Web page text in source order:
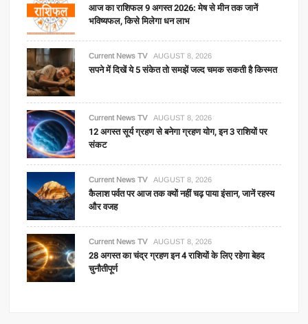
आज का राशिफल 9 अगस्त 2026: मेष से मीन तक जानें
भविष्यफल, किसे मिलेगा धन लाभ
Current News TV AUGUST 8, 2026
सपने में दिखें ये 5 संकेत तो समझें जल्द चमक सकती है किस्मत
Current News TV AUGUST 8, 2026
12 अगस्त सूर्य ग्रहण से बनेगा ग्रहण योग, इन 3 राशियों पर
संकट
Current News TV AUGUST 8, 2026
कैलाश पर्वत पर आज तक क्यों नहीं चढ़ पाया इंसान, जानें रहस्य
और वजह
Current News TV AUGUST 8, 2026
28 अगस्त का चंद्र ग्रहण इन 4 राशियों के लिए रहेगा बेहद
चुनौतीपूर्ण